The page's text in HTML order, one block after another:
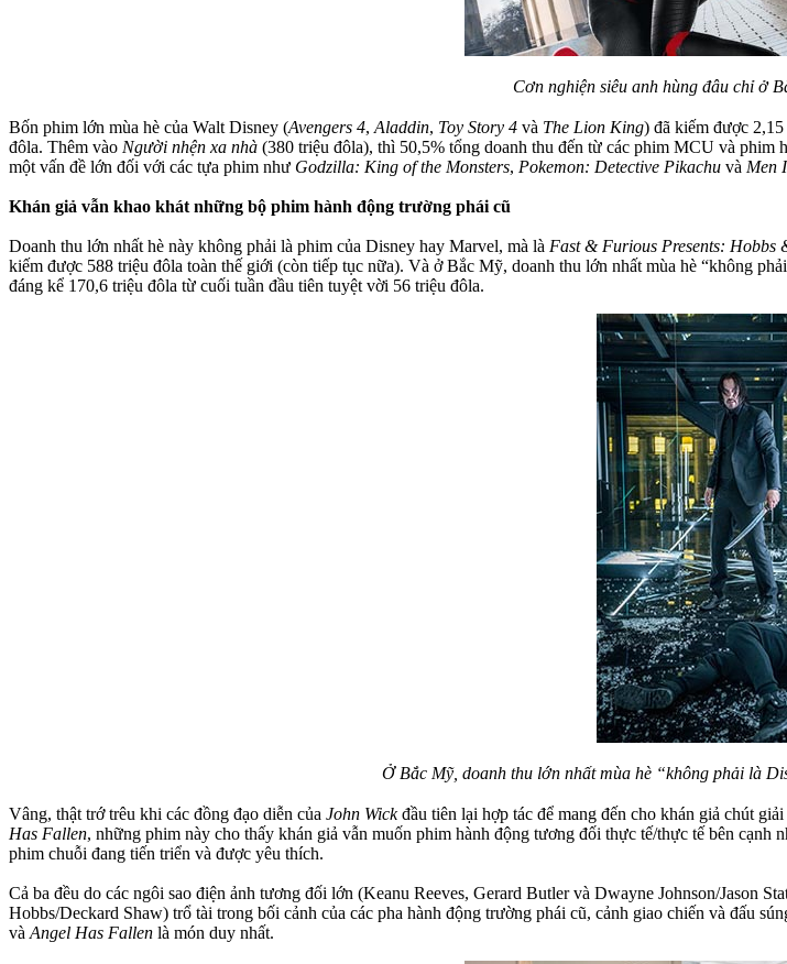
Cơn nghiện siêu anh hùng đâu chỉ ở
Bốn phim lớn mùa hè của Walt Disney (Avengers 4, Aladdin, Toy Story 4 và The Lion King) đã kiếm được
đôla. Thêm vào Người nhện xa nhà (380 triệu đôla), thì 50,5% tổng doanh thu đến từ các phim MCU và
một vấn đề lớn đối với các tựa phim như Godzilla: King of the Monsters, Pokemon: Detective Pikachu và Men
Khán giả vẫn khao khát những bộ phim hành động trường phái cũ
Doanh thu lớn nhất hè này không phải là phim của Disney hay Marvel, mà là Fast & Furious Presents: Hobbs
kiếm được 588 triệu đôla toàn thế giới (còn tiếp tục nữa). Và ở Bắc Mỹ, doanh thu lớn nhất mùa hè “không
đáng kể 170,6 triệu đôla từ cuối tuần đầu tiên tuyệt vời 56 triệu đôla.
Ở Bắc Mỹ, doanh thu lớn nhất mùa hè “không phải là
Vâng, thật trớ trêu khi các đồng đạo diễn của John Wickđầu tiên lại hợp tác để mang đến cho khán giả chút
Has Fallen, những phim này cho thấy khán giả vẫn muốn phim hành động tương đối thực tế/thực tế bên
phim chuỗi đang tiến triển và được yêu thích.
Cả ba đều do các ngôi sao điện ảnh tương đối lớn (Keanu Reeves, Gerard Butler và Dwayne Johnson/Jason
Hobbs/Deckard Shaw) trổ tài trong bối cảnh của các pha hành động trường phái cũ, cảnh giao chiến và đấu
và Angel Has Fallen là món duy nhất.